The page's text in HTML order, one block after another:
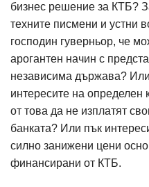
бизнес решение за КТБ?
техните писмени и устни
господин гуверньор, че
арогантен начин с
независима държава?
интересите на определен
от това да не изплатят
банката? Или пък
силно занижени цени
финансирани от КТБ.